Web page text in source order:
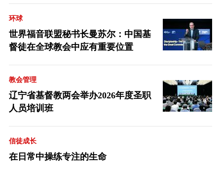
环球
世界福音联盟秘书长曼苏尔：中国基
督徒在全球教会中应有重要位置
教会管理
辽宁省基督教两会举办2026年度圣职
人员培训班
信徒成长
在日常中操练专注的生命